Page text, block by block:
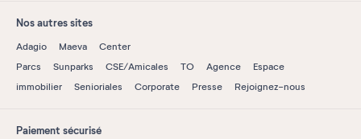
Nos autres sites
Adagio Maeva
Center
Parcs
Sunparks CSE/Amicales TO Agence
Espace
immobilier
Senioriales Corporate Presse Rejoignez-nous
Paiement sécurisé